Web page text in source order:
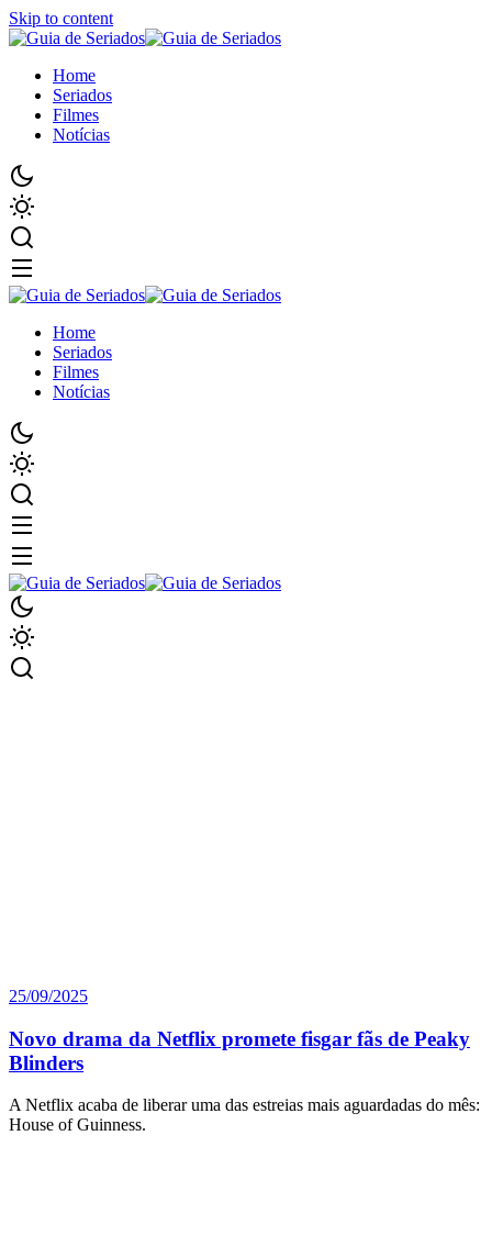
Skip to content
Home
Seriados
Filmes
Notícias
Home
Seriados
Filmes
Notícias
25/09/2025
Novo drama da Netflix promete fisgar fãs de Peaky
Blinders
A Netflix acaba de liberar uma das estreias mais aguardadas do mês:
House of Guinness.